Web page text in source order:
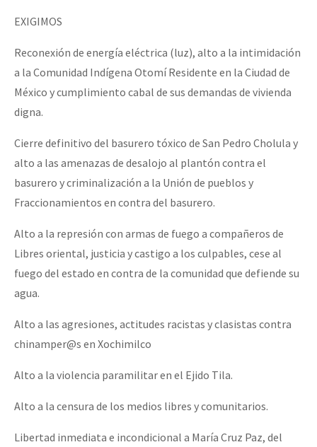
EXIGIMOS
Reconexión de energía eléctrica (luz), alto a la intimidación
a la Comunidad Indígena Otomí Residente en la Ciudad de
México y cumplimiento cabal de sus demandas de vivienda
digna.
Cierre definitivo del basurero tóxico de San Pedro Cholula y
alto a las amenazas de desalojo al plantón contra el
basurero y criminalización a la Unión de pueblos y
Fraccionamientos en contra del basurero.
Alto a la represión con armas de fuego a compañeros de
Libres oriental, justicia y castigo a los culpables, cese al
fuego del estado en contra de la comunidad que defiende su
agua.
Alto a las agresiones, actitudes racistas y clasistas contra
chinamper@s en Xochimilco
Alto a la violencia paramilitar en el Ejido Tila.
Alto a la censura de los medios libres y comunitarios.
Libertad inmediata e incondicional a María Cruz Paz, del